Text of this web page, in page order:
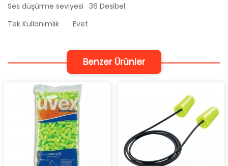
Ses düşürme seviyesi 36 Desibel
Tek Kullanımlık
Evet
Benzer Ürünler